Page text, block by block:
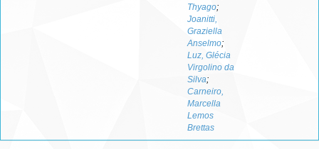
Thyago;
Joanitti,
Graziella
Anselmo;
Luz, Glécia
Virgolino da
Silva;
Carneiro,
Marcella
Lemos
Brettas